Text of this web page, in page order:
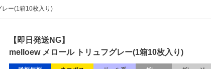
ー(1箱10枚入り)
【即日発送NG】
melloew メロール トリュフグレー(1箱10枚入り)